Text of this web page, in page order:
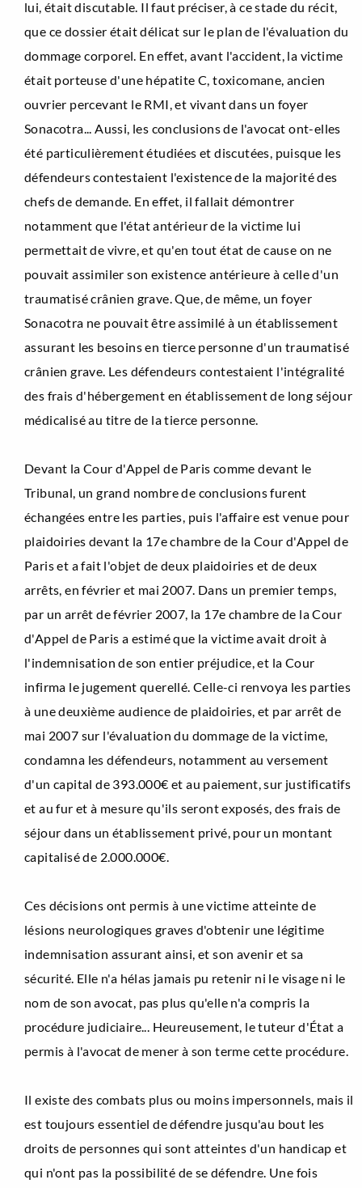
lui, était discutable. Il faut préciser, à ce stade du récit,
que ce dossier était délicat sur le plan de l'évaluation du
dommage corporel. En effet, avant l'accident, la victime
était porteuse d'une hépatite C, toxicomane, ancien
ouvrier percevant le RMI, et vivant dans un foyer
Sonacotra... Aussi, les conclusions de l'avocat ont-elles
été particulièrement étudiées et discutées, puisque les
défendeurs contestaient l'existence de la majorité des
chefs de demande. En effet, il fallait démontrer
notamment que l'état antérieur de la victime lui
permettait de vivre, et qu'en tout état de cause on ne
pouvait assimiler son existence antérieure à celle d'un
traumatisé crânien grave. Que, de même, un foyer
Sonacotra ne pouvait être assimilé à un établissement
assurant les besoins en tierce personne d'un traumatisé
crânien grave. Les défendeurs contestaient l'intégralité
des frais d'hébergement en établissement de long séjour
médicalisé au titre de la tierce personne.
Devant la Cour d'Appel de Paris comme devant le
Tribunal, un grand nombre de conclusions furent
échangées entre les parties, puis l'affaire est venue pour
plaidoiries devant la 17e chambre de la Cour d'Appel de
Paris et a fait l'objet de deux plaidoiries et de deux
arrêts, en février et mai 2007. Dans un premier temps,
par un arrêt de février 2007, la 17e chambre de la Cour
d'Appel de Paris a estimé que la victime avait droit à
l'indemnisation de son entier préjudice, et la Cour
infirma le jugement querellé. Celle-ci renvoya les parties
à une deuxième audience de plaidoiries, et par arrêt de
mai 2007 sur l'évaluation du dommage de la victime,
condamna les défendeurs, notamment au versement
d'un capital de 393.000€ et au paiement, sur justificatifs
et au fur et à mesure qu'ils seront exposés, des frais de
séjour dans un établissement privé, pour un montant
capitalisé de 2.000.000€.
Ces décisions ont permis à une victime atteinte de
lésions neurologiques graves d'obtenir une légitime
indemnisation assurant ainsi, et son avenir et sa
sécurité. Elle n'a hélas jamais pu retenir ni le visage ni le
nom de son avocat, pas plus qu'elle n'a compris la
procédure judiciaire... Heureusement, le tuteur d'État a
permis à l'avocat de mener à son terme cette procédure.
Il existe des combats plus ou moins impersonnels, mais il
est toujours essentiel de défendre jusqu'au bout les
droits de personnes qui sont atteintes d'un handicap et
qui n'ont pas la possibilité de se défendre. Une fois